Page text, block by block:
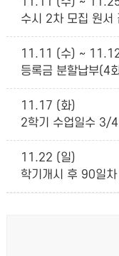
수시 2차 모집 원서
11.11 (수) ~
등록금 분할납부(4
11.17 (화)
2학기 수업일수 3/
11.22 (일)
학기개시 후 90일차